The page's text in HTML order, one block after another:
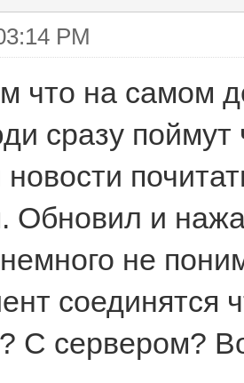
PM
что на самом
сразу
новости
Обновил и
не
соединятся
С сервером?